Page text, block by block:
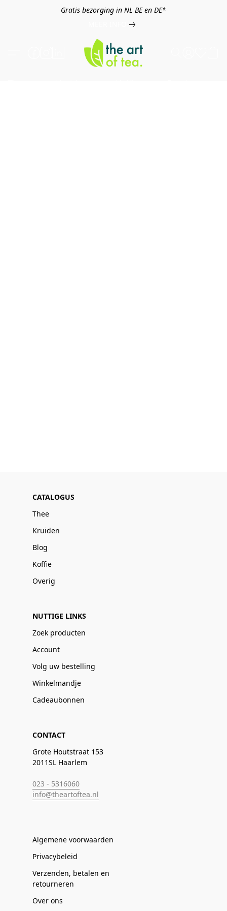
Gratis bezorging in NL BE en DE*
CATALOGUS
Thee
Kruiden
Blog
Koffie
Overig
NUTTIGE LINKS
Zoek producten
Account
Volg uw bestelling
Winkelmandje
Cadeaubonnen
CONTACT
Grote Houtstraat 153
2011SL Haarlem
023 - 5316060
info@theartoftea.nl
Algemene voorwaarden
Privacybeleid
Verzenden, betalen en
retourneren
Over ons